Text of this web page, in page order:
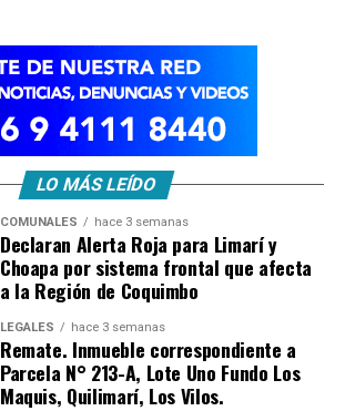
LO MÁS LEÍDO
COMUNALES hace 3 semanas
Declaran Alerta Roja para Limarí y
Choapa por sistema frontal que afecta
a la Región de Coquimbo
LEGALES hace 3 semanas
Remate. Inmueble correspondiente a
Parcela N° 213-A, Lote Uno Fundo Los
Maquis, Quilimarí, Los Vilos.